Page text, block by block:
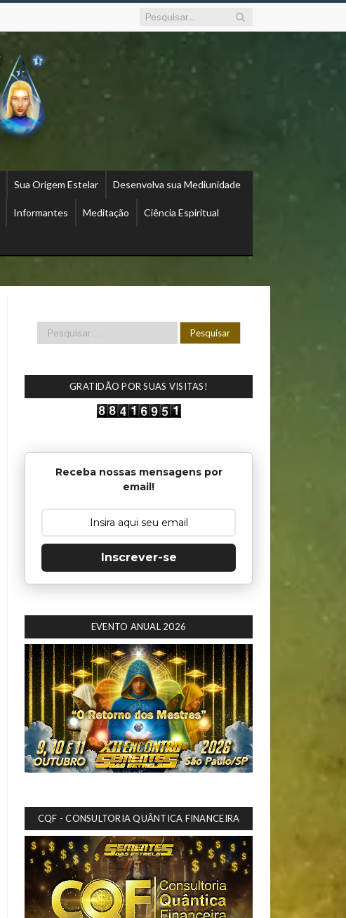
Sua Origem Estelar Desenvolva sua Mediunidade
Informantes Meditação Ciência Espiritual
GRATIDÃO POR SUAS VISITAS!
Receba nossas mensagens por
email!
Inscrever-se
EVENTO ANUAL 2026
CQF - CONSULTORIA QUÂNTICA FINANCEIRA